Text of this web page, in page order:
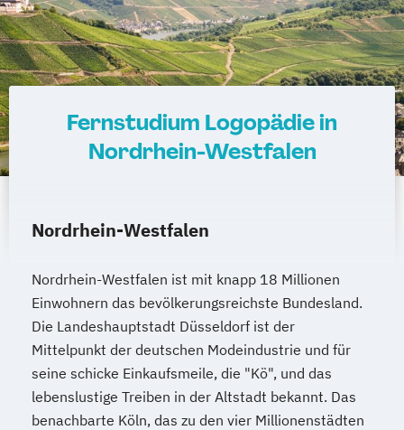
Fernstudium Logopädie in
Nordrhein-Westfalen
Nordrhein-Westfalen
Nordrhein-Westfalen ist mit knapp 18 Millionen
Einwohnern das bevölkerungsreichste Bundesland.
Die Landeshauptstadt Düsseldorf ist der
Mittelpunkt der deutschen Modeindustrie und für
seine schicke Einkaufsmeile, die "Kö", und das
lebenslustige Treiben in der Altstadt bekannt. Das
benachbarte Köln, das zu den vier Millionenstädten